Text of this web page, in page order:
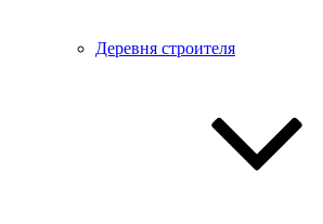
Деревня строителя